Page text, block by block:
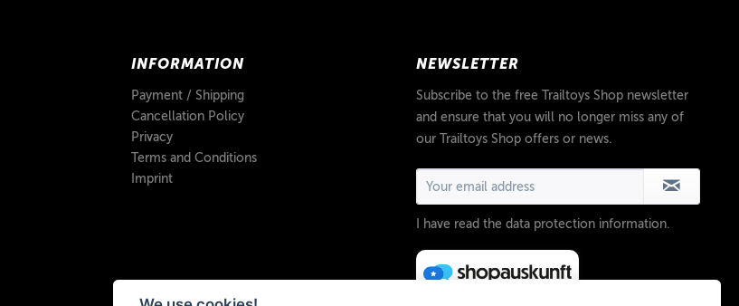
INFORMATION
Payment / Shipping
Cancellation Policy
Privacy
Terms and Conditions
Imprint
NEWSLETTER
Subscribe to the free Trailtoys Shop newsletter
and ensure that you will no longer miss any of
our Trailtoys Shop offers or news.
I have read the data protection information.